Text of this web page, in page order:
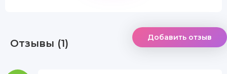
Отзывы (1) Добавить отзыв